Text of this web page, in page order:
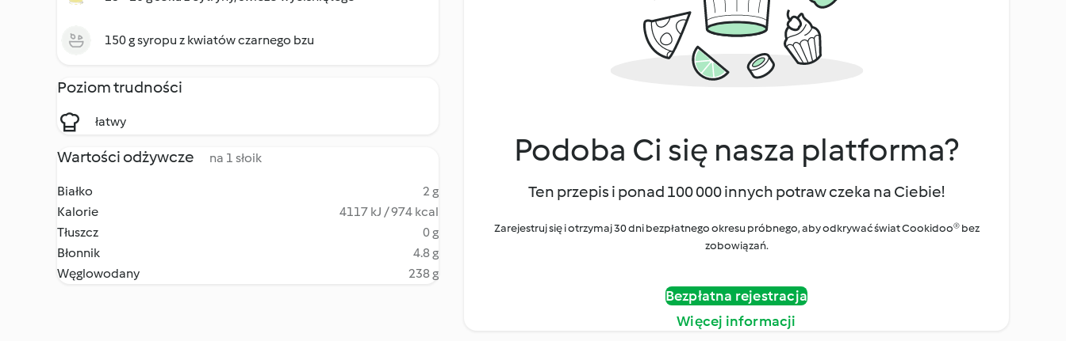
150 g syropu z kwiatów czarnego bzu
Poziom trudności
łatwy
Wartości odżywcze na 1 słoik
Białko
2 g
Kalorie
4117 kJ / 974 kcal
Tłuszcz
0 g
Błonnik
4.8 g
Węglowodany
238 g
Podoba Ci się nasza platforma?
Ten przepis i ponad 100 000 innych potraw czeka na Ciebie!
Zarejestruj się i otrzymaj 30 dni bezpłatnego okresu próbnego, aby odkrywać świat Cookidoo® bez
zobowiązań.
Bezpłatna rejestracja
Więcej informacji